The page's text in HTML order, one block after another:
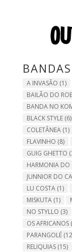
BANDAS
A INVASÃO (1)
BAILÃO DO
BANDA NO
BLACK STYLE(6)
COLETÂNEA(1)
FLAVINHO (8)
GUIG GHETTO
HARMONIA DO
JUNNIOR DO
LU COSTA(1)
MISKUTA(1)
NO STYLLO (3)
OS AFRICANOS
PARANGOLÉ
RELIQUIAS(15)